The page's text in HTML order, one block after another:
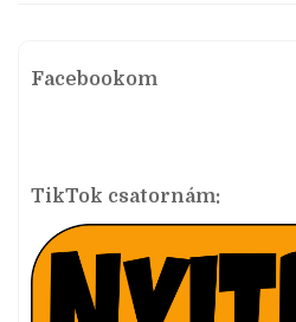
Facebookom
TikTok csatornám: